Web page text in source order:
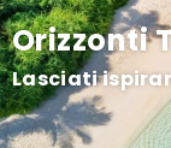
Orizzonti
Lasciati